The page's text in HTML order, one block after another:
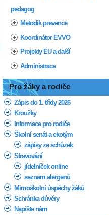
pedagog
Metodik prevence
Koordinátor EVVO
Projekty EU a další
Administrace
Pro žáky a rodiče
Zápis do 1. třídy 2026
Kroužky
Informace pro rodiče
Školní senát a ekotým
zápisy ze schůzek
Stravování
jídelníček online
seznam alergenů
Mimoškolní úspěchy žáků
Schránka důvěry
Napište nám